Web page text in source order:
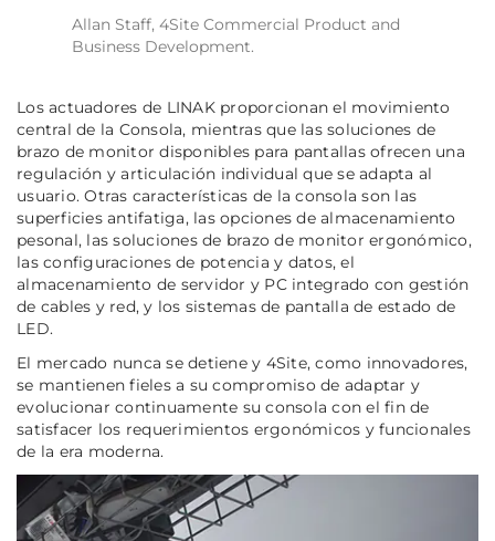
Allan Staff, 4Site Commercial Product and
Business Development.
Los actuadores de LINAK proporcionan el movimiento
central de la Consola, mientras que las soluciones de
brazo de monitor disponibles para pantallas ofrecen una
regulación y articulación individual que se adapta al
usuario. Otras características de la consola son las
superficies antifatiga, las opciones de almacenamiento
pesonal, las soluciones de brazo de monitor ergonómico,
las configuraciones de potencia y datos, el
almacenamiento de servidor y PC integrado con gestión
de cables y red, y los sistemas de pantalla de estado de
LED.
El mercado nunca se detiene y 4Site, como innovadores,
se mantienen fieles a su compromiso de adaptar y
evolucionar continuamente su consola con el fin de
satisfacer los requerimientos ergonómicos y funcionales
de la era moderna.